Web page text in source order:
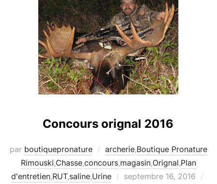
Concours orignal 2016
par boutiquepronature archerie,Boutique Pronature
Rimouski,Chasse,concours,magasin,Orignal,Plan
d'entretien,RUT,saline,Urine
Publié
septembre 16, 2016